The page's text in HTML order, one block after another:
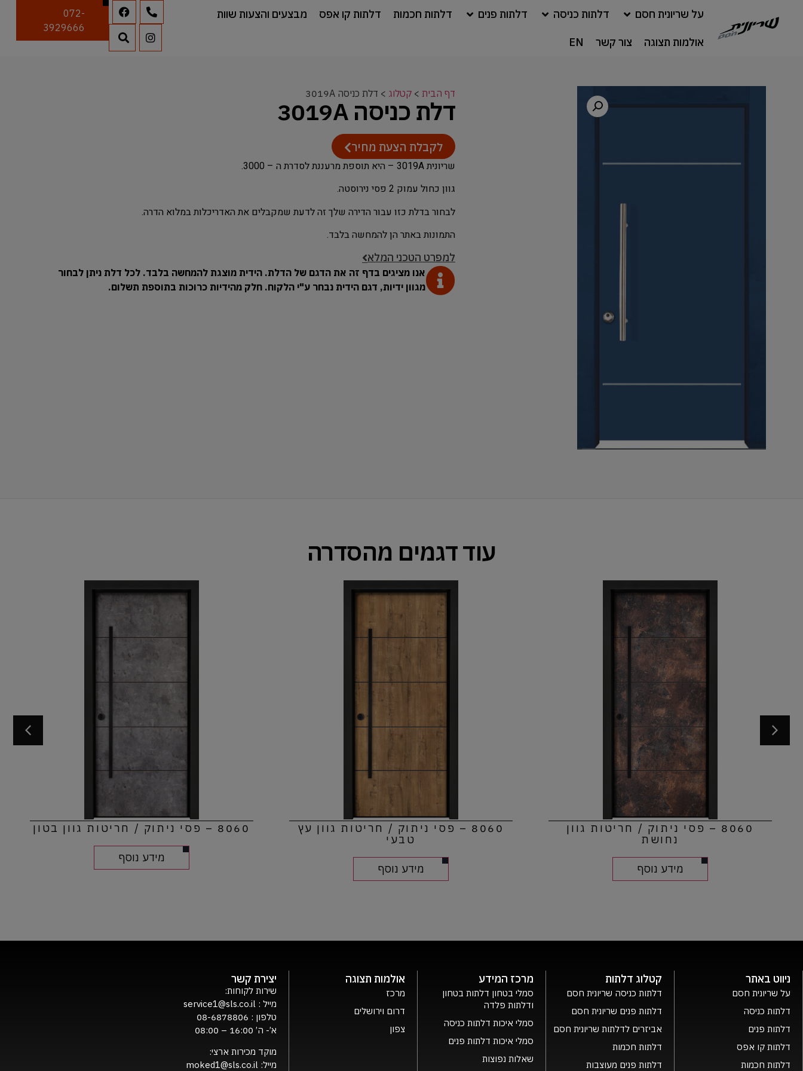
על שריונית חסם דלתות כניסה דלתות פנים דלתות חכמות דלתות קו אפס מבצעים והצעות שוות
אולמות תצוגה צור קשר EN
072-
3929666
דף הבית > קטלוג > דלת כניסה 3019A
דלת כניסה 3019A
לקבלת הצעת מחיר
שריונית 3019A – היא תוספת מרעננת לסדרת ה – 3000.
גוון כחול עמוק 2 פסי נירוסטה.
לבחור בדלת כזו עבור הדירה שלך זה לדעת שמקבלים את האדריכלות במלוא הדרה.
התמונות באתר הן להמחשה בלבד.
למפרט הטכני המלא
אנו מציגים בדף זה את הדגם של הדלת. הידית מוצגת להמחשה בלבד. לכל דלת ניתן לבחור
מגוון ידיות, דגם הידית נבחר ע"י הלקוח. חלק מהידיות כרוכות בתוספת תשלום.
עוד דגמים מהסדרה
8060 – פסי ניתוק / חריטות גוון
נחושת
מידע נוסף
8060 – פסי ניתוק / חריטות גוון עץ
טבעי
מידע נוסף
8060 – פסי ניתוק / חריטות גוון בטון
מידע נוסף
ניווט באתר
על שריונית חסם
דלתות כניסה
דלתות פנים
דלתות קו אפס
דלתות חכמות
קטלוג דלתות
דלתות כניסה שריונית חסם
דלתות פנים שריונית חסם
אביזרים לדלתות שריונית חסם
דלתות חכמות
דלתות פנים מעוצבות
מרכז המידע
סמלי בטחון דלתות בטחון
ודלתות פלדה
סמלי איכות דלתות כניסה
סמלי איכות דלתות פנים
שאלות נפוצות
אולמות תצוגה
מרכז
דרום וירושלים
צפון
יצירת קשר
שירות לקוחות:
מייל :
טלפון : 08-6878806
א’- ה’ 16:00 – 08:00
מוקד מכירות ארצי:
מייל:moked1@sls.co.il